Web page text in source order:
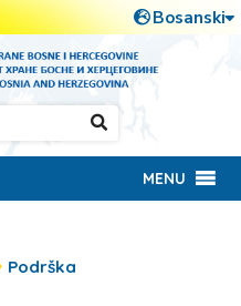
MENU
Podrška